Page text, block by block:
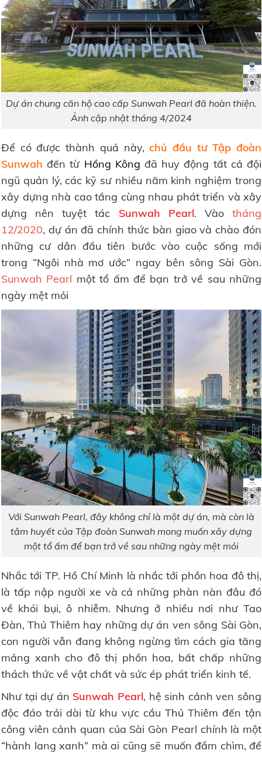
Dự án chung căn hộ cao cấp Sunwah Pearl đã hoàn thiện.
Ảnh cập nhật tháng 4/2024
Để có được thành quả này,chủ đầu tư Tập đoàn
Sunwah đến từ Hồng Kông đã huy động tất cả đội
ngũ quản lý, các kỹ sư nhiều năm kinh nghiệm trong
xây dựng nhà cao tầng cùng nhau phát triển và xây
dựng nên tuyệt tác Sunwah Pearl. Vàotháng
12/2020, dự án đã chính thức bàn giao và chào đón
những cư dân đầu tiên bước vào cuộc sống mới
trong “Ngôi nhà mơ ước” ngay bên sông Sài Gòn.
Sunwah Pearl một tổ ấm để bạn trở về sau những
ngày mệt mỏi
Với Sunwah Pearl, đây không chỉ là một dự án, mà còn là
tâm huyết của Tập đoàn Sunwah mong muốn xây dựng
một tổ ấm để bạn trở về sau những ngày mệt mỏi
Nhắc tới TP. Hồ Chí Minh là nhắc tới phồn hoa đô thị,
là tấp nập người xe và cả những phàn nàn đâu đó
về khói bụi, ô nhiễm. Nhưng ở nhiều nơi như Tao
Đàn, Thủ Thiêm hay những dự án ven sông Sài Gòn,
con người vẫn đang không ngừng tìm cách gia tăng
mảng xanh cho đô thị phồn hoa, bất chấp những
thách thức về vật chất và sức ép phát triển kinh tế.
Như tại dự án Sunwah Pearl, hệ sinh cảnh ven sông
độc đáo trải dài từ khu vực cầu Thủ Thiêm đến tận
công viên cảnh quan của Sài Gòn Pearl chính là một
“hành lang xanh” mà ai cũng sẽ muốn đắm chìm, để